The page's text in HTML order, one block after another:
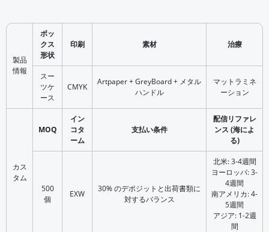
製品
情報
ボッ
クス
形状
印刷 素材 治療
スー
ツケ
ース
CMYK
Artpaper + GreyBoard + メタル
ハンドル
マットラミネ
ーション
カス
タム
MOQ
イン
コタ
ーム
支払い条件
配信リファレ
ンス (海によ
る)
500
個
EXW
30% のデポジットと出荷書類に
対するバランス
北米: 3-4週間
ヨーロッパ: 3-
4週間
南アメリカ: 4-
5週間
アジア: 1-2週
間